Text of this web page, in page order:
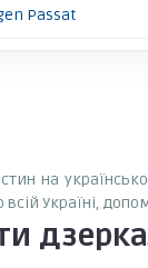
Passat
на
Україні,